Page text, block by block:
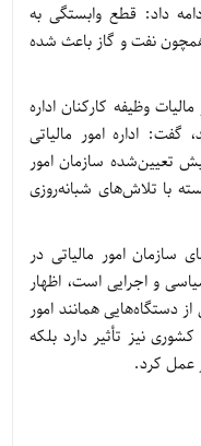
داد: قطع وابستگی به
نفت و گاز باعث شده
وظیفه کارکنان اداره
اداره امور مالیاتی
تعیین‌شده سازمان امور
با تلاش‌های شبانه‌روزی
سازمان امور مالیاتی در
و اجرایی است، اظهار
دستگاه‌هایی همانند امور
نیز تأثیر دارد بلکه
عمل کرد.